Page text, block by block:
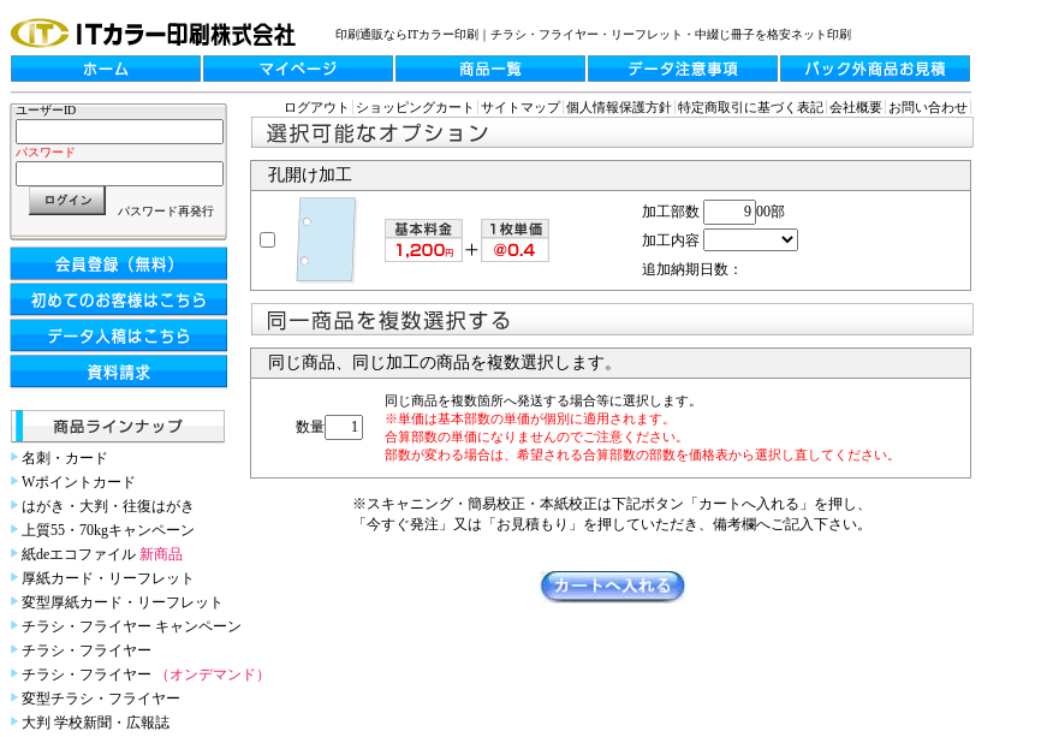
印刷通販ならITカラー印刷｜チラシ・フライヤー・リーフレット・中綴じ冊子を格安ネット印刷
ユーザーID
パスワード
パスワード再発行
名刺・カード
Wポイントカード
はがき・大判・往復はがき
上質55・70kgキャンペーン
紙deエコファイル 新商品
厚紙カード・リーフレット
変型厚紙カード・リーフレット
チラシ・フライヤー キャンペーン
チラシ・フライヤー
チラシ・フライヤー
（オンデマンド）
変型チラシ・フライヤー
大判 学校新聞・広報誌
ログアウト ショッピングカート サイトマップ 個人情報保護方針 特定商取引に基づく表記 会社概要 お問い合わせ
孔開け加工
加工部数
00部
加工内容
追加納期日数：
同じ商品、同じ加工の商品を複数選択します。
数量
同じ商品を複数箇所へ発送する場合等に選択します。
※単価は基本部数の単価が個別に適用されます。
合算部数の単価になりませんのでご注意ください。
部数が変わる場合は、希望される合算部数の部数を価格表から選択し直してください。
※スキャニング・簡易校正・本紙校正は下記ボタン「カートへ入れる」を押し、
「今すぐ発注」又は「お見積もり」を押していただき、備考欄へご記入下さい。